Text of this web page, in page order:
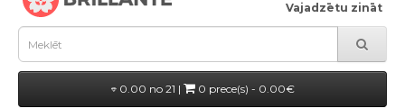
Vajadzētu zināt
0.00 no 21 | 0 prece(s) - 0.00€